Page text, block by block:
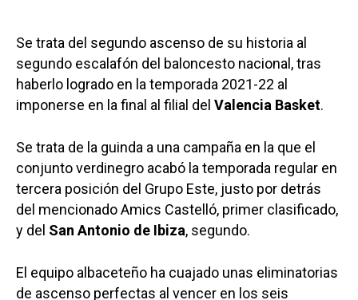
Se trata del segundo ascenso de su historia al
segundo escalafón del baloncesto nacional, tras
haberlo logrado en la temporada 2021-22 al
imponerse en la final al filial del Valencia Basket.
Se trata de la guinda a una campaña en la que el
conjunto verdinegro acabó la temporada regular en
tercera posición del Grupo Este, justo por detrás
del mencionado Amics Castelló, primer clasificado,
y del San Antonio de Ibiza, segundo.
El equipo albaceteño ha cuajado unas eliminatorias
de ascenso perfectas al vencer en los seis